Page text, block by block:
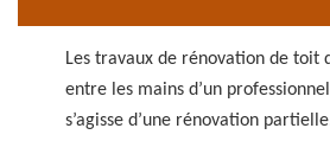
Les travaux de rénovation de toit
entre les mains d’un
s’agisse d’une rénovation